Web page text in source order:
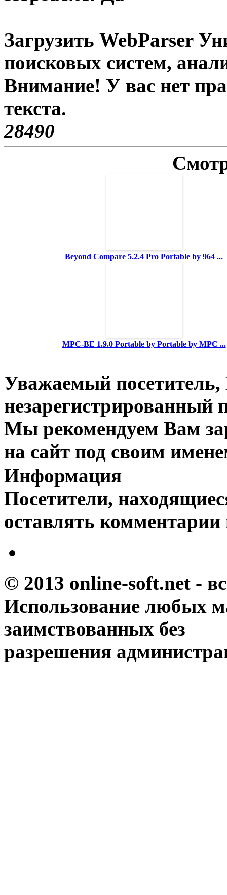
Загрузить WebParser
поисковых систем,
Внимание! У вас нет
текста.
28490
Beyond Compare 5.2.4 Pro Portable by 964 ...
MPC-BE 1.9.0 Portable by Portable by MPC ...
Уважаемый
незарегистрированный
Мы рекомендуем Вам
на сайт под своим
Информация
Посетители,
оставлять комментарии
© 2013 online-soft.net -
Использование любых
заимствованных без
разрешения